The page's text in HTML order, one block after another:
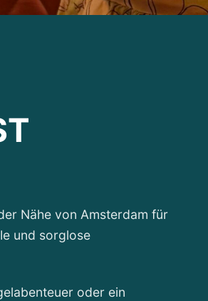
Nähe von Amsterdam für
und sorglose
oder ein